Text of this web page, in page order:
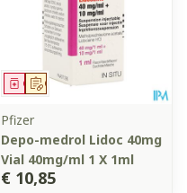
Op voorschrift
Geneesmiddel
Pfizer
Depo-medrol Lidoc 40mg
Vial 40mg/ml 1 X 1ml
€ 10,85